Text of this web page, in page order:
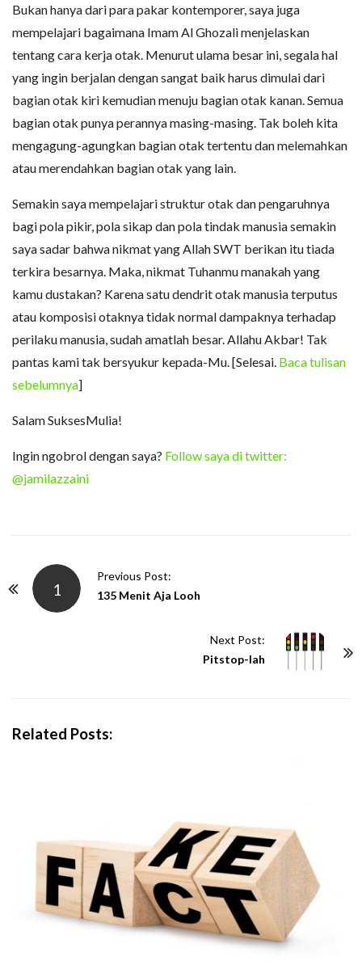
Bukan hanya dari para pakar kontemporer, saya juga
mempelajari bagaimana Imam Al Ghozali menjelaskan
tentang cara kerja otak. Menurut ulama besar ini, segala hal
yang ingin berjalan dengan sangat baik harus dimulai dari
bagian otak kiri kemudian menuju bagian otak kanan. Semua
bagian otak punya perannya masing-masing. Tak boleh kita
mengagung-agungkan bagian otak tertentu dan melemahkan
atau merendahkan bagian otak yang lain.
Semakin saya mempelajari struktur otak dan pengaruhnya
bagi pola pikir, pola sikap dan pola tindak manusia semakin
saya sadar bahwa nikmat yang Allah SWT berikan itu tiada
terkira besarnya. Maka, nikmat Tuhanmu manakah yang
kamu dustakan? Karena satu dendrit otak manusia terputus
atau komposisi otaknya tidak normal dampaknya terhadap
perilaku manusia, sudah amatlah besar. Allahu Akbar! Tak
pantas kami tak bersyukur kepada-Mu. [Selesai. Baca tulisan
sebelumnya]
Salam SuksesMulia!
Ingin ngobrol dengan saya? Follow saya di twitter:
@jamilazzaini
1
Previous Post:
135 Menit Aja Looh
Next Post:
Pitstop-lah
Related Posts: